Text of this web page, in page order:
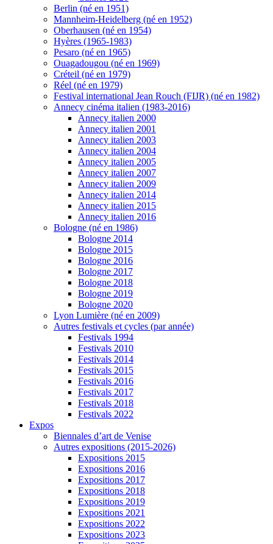
Berlin (né en 1951)
Mannheim-Heidelberg (né en 1952)
Oberhausen (né en 1954)
Hyères (1965-1983)
Pesaro (né en 1965)
Ouagadougou (né en 1969)
Créteil (né en 1979)
Réel (né en 1979)
Festival international Jean Rouch (FIJR) (né en 1982)
Annecy cinéma italien (1983-2016)
Annecy italien 2000
Annecy italien 2001
Annecy italien 2003
Annecy italien 2004
Annecy italien 2005
Annecy italien 2007
Annecy italien 2009
Annecy italien 2014
Annecy italien 2015
Annecy italien 2016
Bologne (né en 1986)
Bologne 2014
Bologne 2015
Bologne 2016
Bologne 2017
Bologne 2018
Bologne 2019
Bologne 2020
Lyon Lumière (né en 2009)
Autres festivals et cycles (par année)
Festivals 1994
Festivals 2010
Festivals 2014
Festivals 2015
Festivals 2016
Festivals 2017
Festivals 2018
Festivals 2022
Expos
Biennales d’art de Venise
Autres expositions (2015-2026)
Expositions 2015
Expositions 2016
Expositions 2017
Expositions 2018
Expositions 2019
Expositions 2021
Expositions 2022
Expositions 2023